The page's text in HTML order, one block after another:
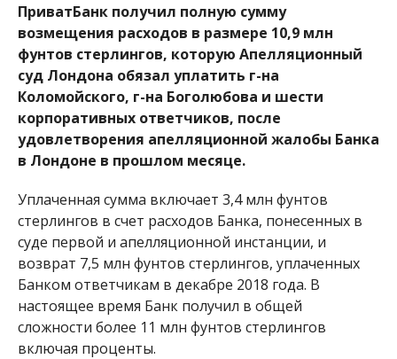
ПриватБанк получил полную сумму
возмещения расходов в размере 10,9 млн
фунтов стерлингов, которую Апелляционный
суд Лондона обязал уплатить г-на
Коломойского, г-на Боголюбова и шести
корпоративных ответчиков, после
удовлетворения апелляционной жалобы Банка
в Лондоне в прошлом месяце.
Уплаченная сумма включает 3,4 млн фунтов
стерлингов в счет расходов Банка, понесенных в
суде первой и апелляционной инстанции, и
возврат 7,5 млн фунтов стерлингов, уплаченных
Банком ответчикам в декабре 2018 года. В
настоящее время Банк получил в общей
сложности более 11 млн фунтов стерлингов
включая проценты.